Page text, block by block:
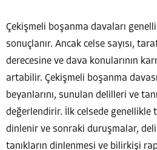
Çekişmeli boşanma davaları
sonuçlanır. Ancak celse sayısı,
derecesine ve dava konularının
artabilir. Çekişmeli boşanma
beyanlarını, sunulan delilleri ve
değerlendirir. İlk celsede genellikle
dinlenir ve sonraki duruşmalar,
tanıkların dinlenmesi ve bilirkişi